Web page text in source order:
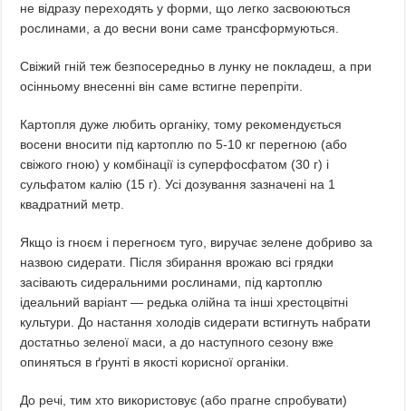
не відразу переходять у форми, що легко засвоюються
рослинами, а до весни вони саме трансформуються.
Свіжий гній теж безпосередньо в лунку не покладеш, а при
осінньому внесенні він саме встигне перепріти.
Картопля дуже любить органіку, тому рекомендується
восени вносити під картоплю по 5-10 кг перегною (або
свіжого гною) у комбінації із суперфосфатом (30 г) і
сульфатом калію (15 г). Усі дозування зазначені на 1
квадратний метр.
Якщо із гноєм і перегноєм туго, виручає зелене добриво за
назвою сидерати. Після збирання врожаю всі грядки
засівають сидеральними рослинами, під картоплю
ідеальний варіант — редька олійна та інші хрестоцвітні
культури. До настання холодів сидерати встигнуть набрати
достатньо зеленої маси, а до наступного сезону вже
опиняться в ґрунті в якості корисної органіки.
До речі, тим хто використовує (або прагне спробувати)